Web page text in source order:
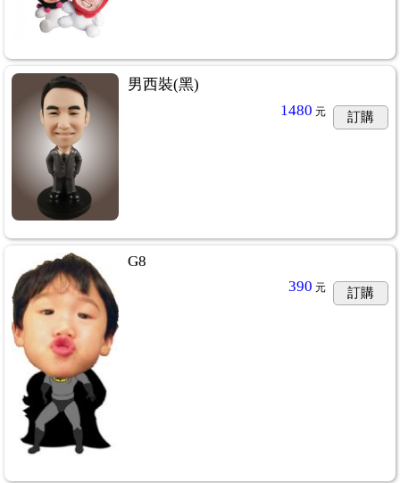
男西裝(黑)
1480 元 訂購
G8
390 元 訂購